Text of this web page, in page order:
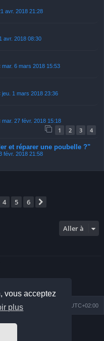
vous acceptez
plus
avr. 2018 21:28
avr. 2018 08:30
mar. 6 mars 2018 15:53
jeu. 1 mars 2018 23:36
mar. 27 févr. 2018 15:18
1 2 3 4
et réparer une poubelle ?"
févr. 2018 21:58
4 5 6
Aller à
UTC+02:00
© phpBB Limited